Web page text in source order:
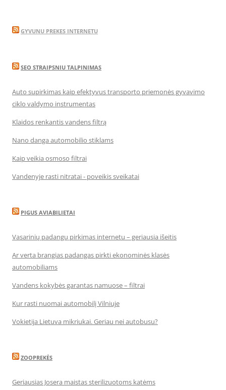
GYVUNU PREKES INTERNETU
SEO STRAIPSNIU TALPINIMAS
Auto supirkimas kaip efektyvus transporto priemonės gyvavimo
ciklo valdymo instrumentas
Klaidos renkantis vandens filtrą
Nano danga automobilio stiklams
Kaip veikia osmoso filtrai
Vandenyje rasti nitratai - poveikis sveikatai
PIGUS AVIABILIETAI
Vasarinių padangų pirkimas internetu – geriausia išeitis
Ar verta brangias padangas pirkti ekonominės klasės
automobiliams
Vandens kokybės garantas namuose – filtrai
Kur rasti nuomai automobilį Vilniuje
Vokietija Lietuva mikriukai. Geriau nei autobusu?
ZOOPREKĖS
Geriausias Josera maistas sterilizuotoms katėms